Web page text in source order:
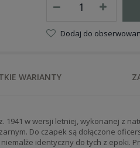
Dodaj do
WARIANTY
w wersji letniej, wykonanej z
Do czapek są dołączone
identyczny do tych z epoki.